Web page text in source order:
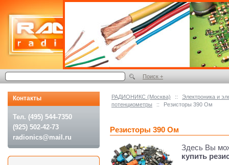
РАДИОНИКС (Москва) ::
Электроника и
потенциометры
:: Резисторы 390 Ом
Резисторы 390 Ом
Здесь Вы
купить
Контакты
Тел. (495) 544-7350
(925) 502-42-73
radionics@mail.ru
Поиск +